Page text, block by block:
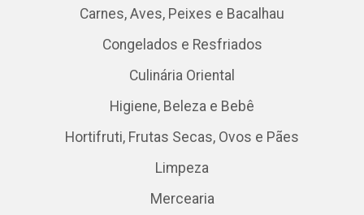
Carnes, Aves, Peixes e Bacalhau
Congelados e Resfriados
Culinária Oriental
Higiene, Beleza e Bebê
Hortifruti, Frutas Secas, Ovos e Pães
Limpeza
Mercearia